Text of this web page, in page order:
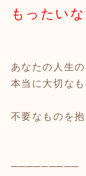
もったい
あなたの人生
本当に大切な
不要なものを
─────────